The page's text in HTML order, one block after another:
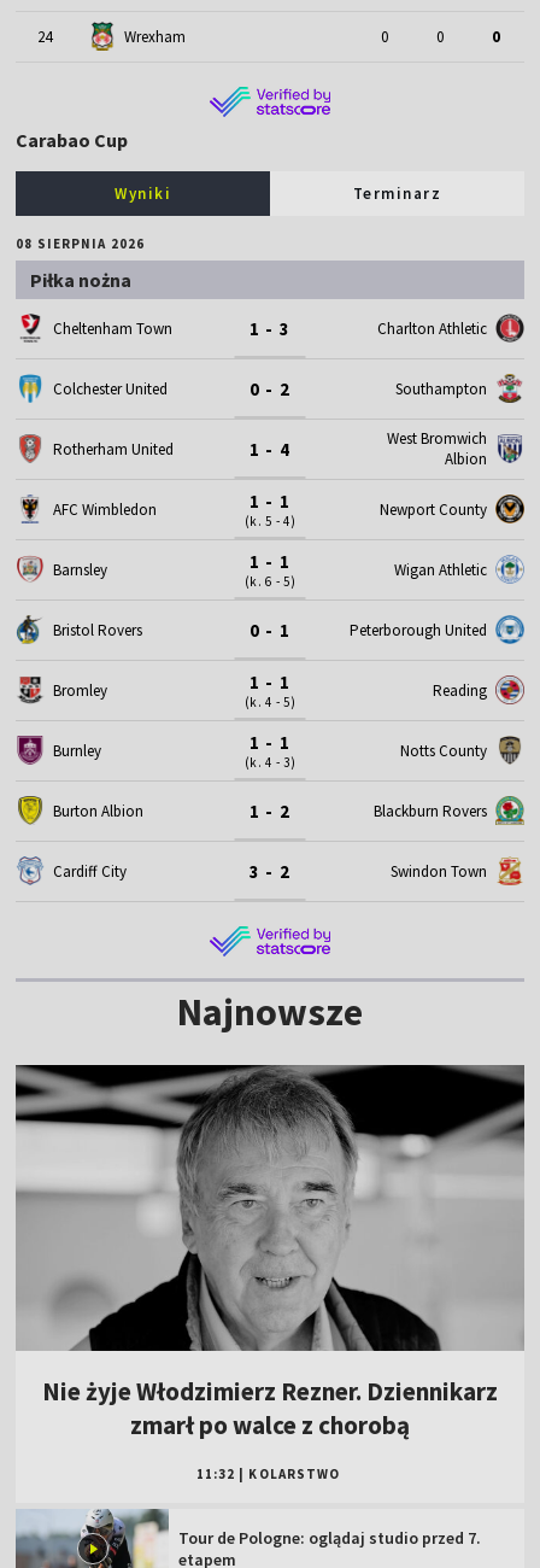
24 Wrexham 0 0 0
Carabao Cup
Wyniki Terminarz
08 SIERPNIA 2026
Piłka nożna
Cheltenham Town 1 - 3 Charlton Athletic
Colchester United 0 - 2 Southampton
Rotherham United 1 - 4
West Bromwich
Albion
AFC Wimbledon 1 - 1
(k. 5 - 4)
Newport County
Barnsley 1 - 1
(k. 6 - 5)
Wigan Athletic
Bristol Rovers 0 - 1 Peterborough United
Bromley 1 - 1
(k. 4 - 5)
Reading
Burnley 1 - 1
(k. 4 - 3)
Notts County
Burton Albion 1 - 2 Blackburn Rovers
Cardiff City 3 - 2 Swindon Town
Najnowsze
Nie żyje Włodzimierz Rezner. Dziennikarz
zmarł po walce z chorobą
11:32 KOLARSTWO
Tour de Pologne: oglądaj studio przed 7.
etapem